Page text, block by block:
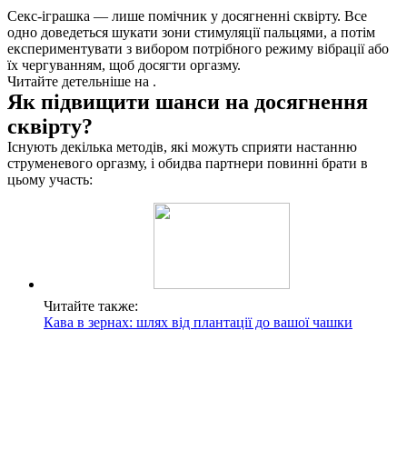
Секс-іграшка — лише помічник у досягненні сквірту. Все
одно доведеться шукати зони стимуляції пальцями, а потім
експериментувати з вибором потрібного режиму вібрації або
їх чергуванням, щоб досягти оргазму.
Читайте детельніше на .
Як підвищити шанси на досягнення
сквірту?
Існують декілька методів, які можуть сприяти настанню
струменевого оргазму, і обидва партнери повинні брати в
цьому участь:
Читайте также:
Кава в зернах: шлях від плантації до вашої чашки